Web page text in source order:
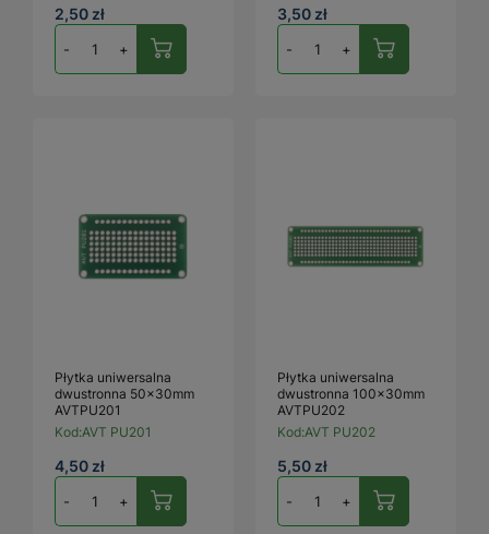
2,50 zł
- +
3,50 zł
- +
Płytka uniwersalna
dwustronna 50x30mm
AVTPU201
Kod:AVT PU201
4,50 zł
- +
Płytka uniwersalna
dwustronna 100x30mm
AVTPU202
Kod:AVT PU202
5,50 zł
- +